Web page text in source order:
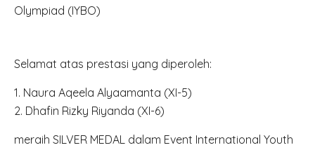
Olympiad (IYBO)
Selamat atas prestasi yang diperoleh:
1. ⁠Naura Aqeela Alyaamanta (XI-5)
2. ⁠Dhafin Rizky Riyanda (XI-6)
meraih SILVER MEDAL dalam Event International Youth